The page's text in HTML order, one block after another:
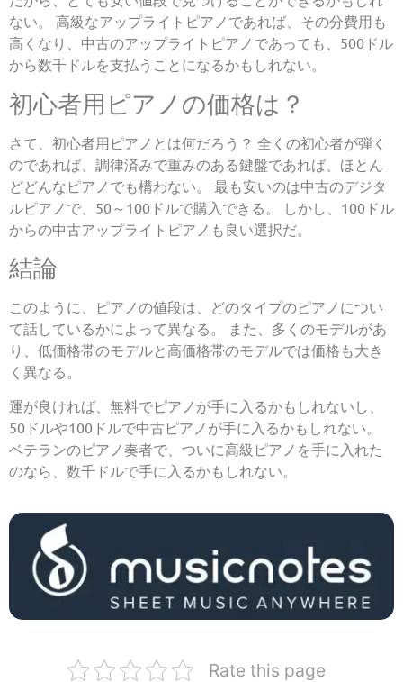
ない。 高級なアップライトピアノであれば、その分費用も
高くなり、中古のアップライトピアノであっても、500ドル
から数千ドルを支払うことになるかもしれない。
初心者用ピアノの価格は？
さて、初心者用ピアノとは何だろう？ 全くの初心者が弾く
のであれば、調律済みで重みのある鍵盤であれば、ほとん
どどんなピアノでも構わない。 最も安いのは中古のデジタ
ルピアノで、50～100ドルで購入できる。 しかし、100ドル
からの中古アップライトピアノも良い選択だ。
結論
このように、ピアノの値段は、どのタイプのピアノについ
て話しているかによって異なる。 また、多くのモデルがあ
り、低価格帯のモデルと高価格帯のモデルでは価格も大き
く異なる。
運が良ければ、無料でピアノが手に入るかもしれないし、
50ドルや100ドルで中古ピアノが手に入るかもしれない。
ベテランのピアノ奏者で、ついに高級ピアノを手に入れた
のなら、数千ドルで手に入るかもしれない。
Rate this page